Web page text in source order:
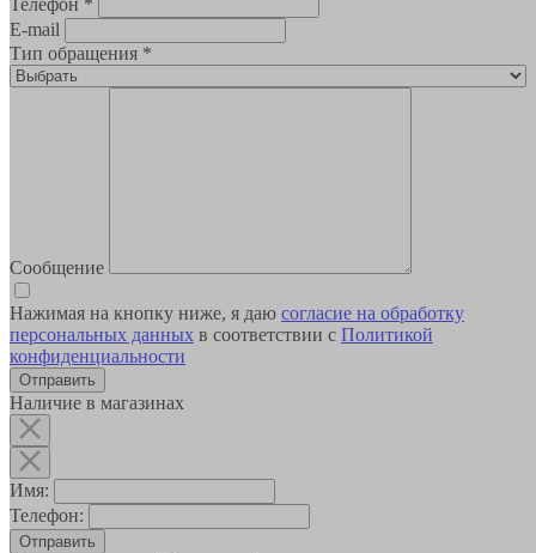
Телефон *
E-mail
Тип обращения *
Сообщение
Нажимая на кнопку ниже, я даю согласие на обработку
персональных данных в соответствии с Политикой
конфиденциальности
Наличие в магазинах
Имя:
Телефон:
Отправить